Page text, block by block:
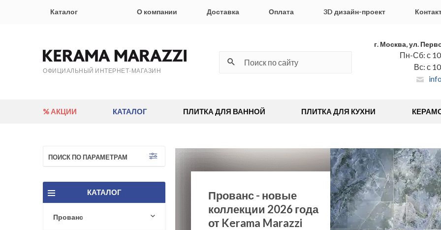
Каталог О компании Доставка Оплата 3D дизайн-проект
ОФИЦИАЛЬНЫЙ ИНТЕРНЕТ-МАГАЗИН
г. Москва, ул.
Пн-Сб: с
Вс: с
% АКЦИИ КАТАЛОГ ПЛИТКА ДЛЯ ВАННОЙ ПЛИТКА ДЛЯ КУХНИ
ПОИСК ПО ПАРАМЕТРАМ
КАТАЛОГ
Прованс
Прованс - новые
коллекции 2026 года
от Kerama Marazzi